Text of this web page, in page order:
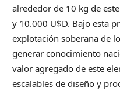
alrededor de 10 kg de
y 10.000 U$D. Bajo esta
explotación soberana de
generar conocimiento
valor agregado de este
escalables de diseño y